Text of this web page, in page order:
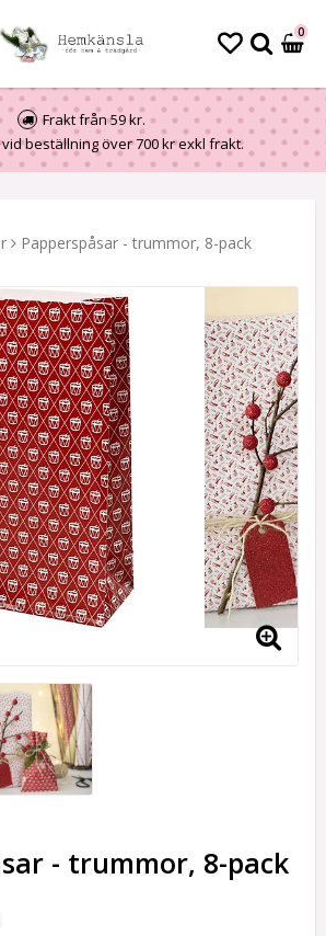
0
Frakt från 59 kr.
beställning över 700 kr exkl frakt.
Papperspåsar - trummor, 8-pack
- trummor, 8-pack